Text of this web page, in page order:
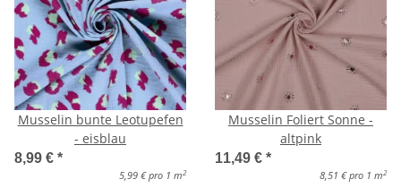
Musselin bunte Leotupefen
- eisblau
8,99 € *
5,99 € pro 1 m 2
Musselin Foliert Sonne -
altpink
11,49 € *
8,51 € pro 1 m 2